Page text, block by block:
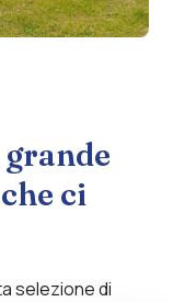
ci
selezione di